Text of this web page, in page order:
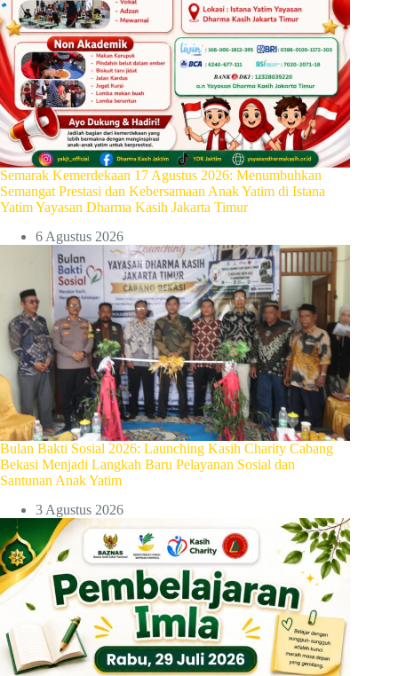
Semarak Kemerdekaan 17 Agustus 2026: Menumbuhkan
Semangat Prestasi dan Kebersamaan Anak Yatim di Istana
Yatim Yayasan Dharma Kasih Jakarta Timur
6 Agustus 2026
Bulan Bakti Sosial 2026: Launching Kasih Charity Cabang
Bekasi Menjadi Langkah Baru Pelayanan Sosial dan
Santunan Anak Yatim
3 Agustus 2026